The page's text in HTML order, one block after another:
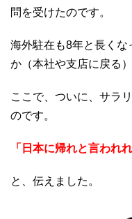
問を受けたのです。
海外駐在も8年と長く
か（本社や支店に戻る
ここで、ついに、サラ
のです。
「日本に帰れと言われ
と、伝えました。